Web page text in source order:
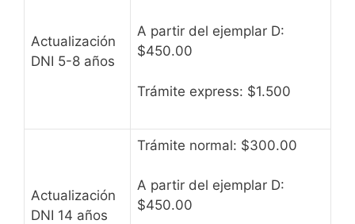
Actualización
DNI 5-8 años
A partir del ejemplar D:
$450.00
Trámite express: $1.500
Actualización
DNI 14 años
Trámite normal: $300.00
A partir del ejemplar D:
$450.00